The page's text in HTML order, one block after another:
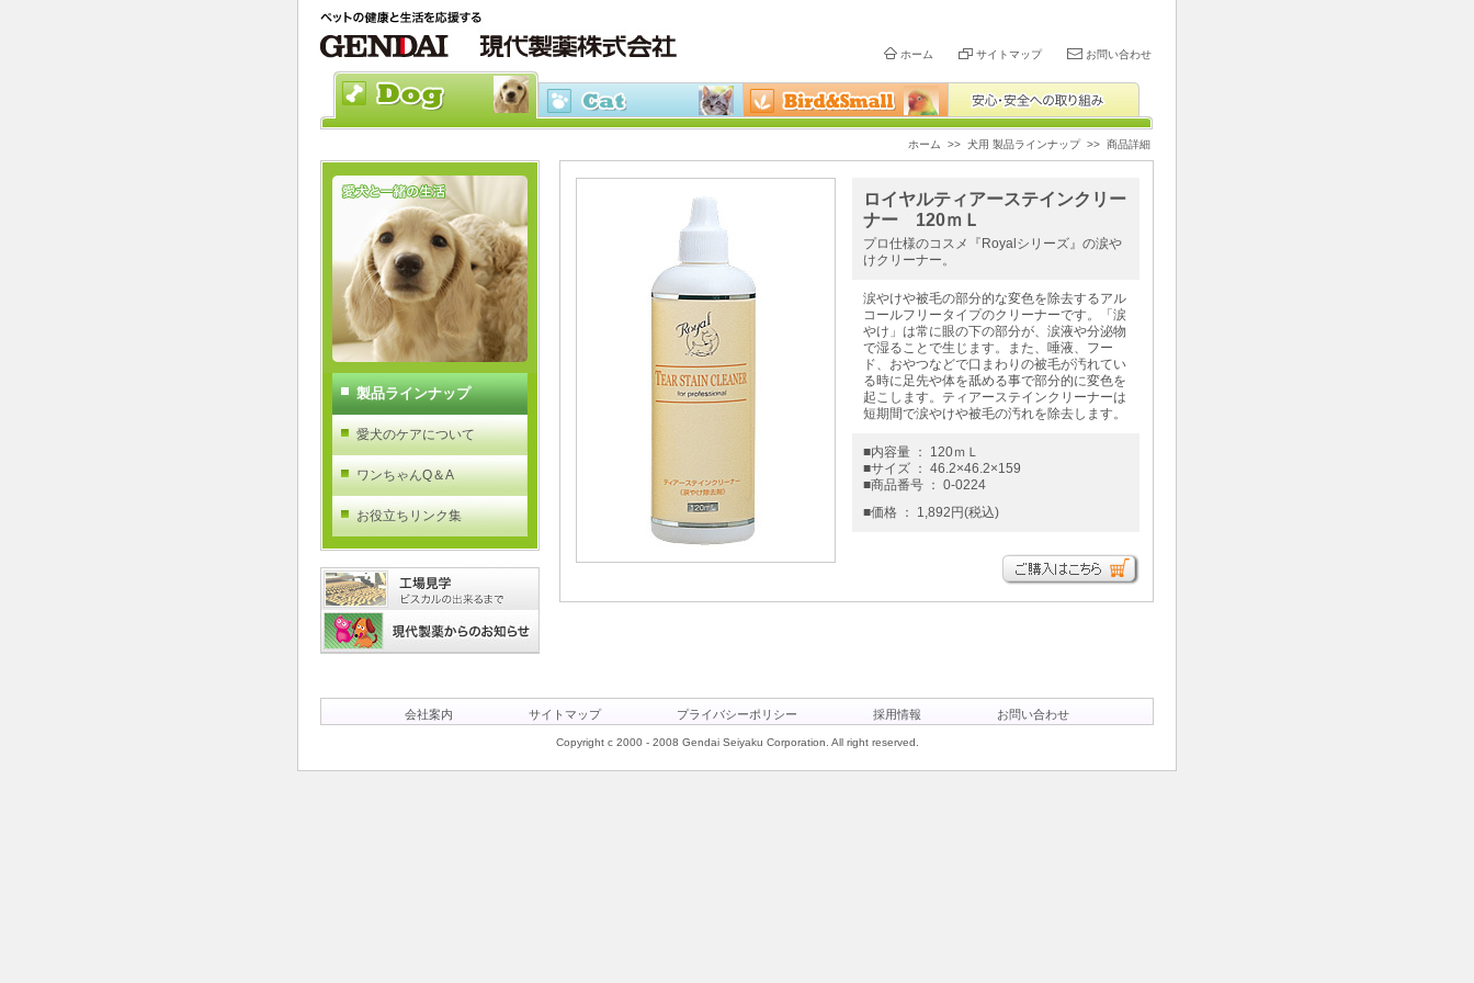
ホーム サイトマップ お問い合わせ
ホーム >> 犬用 製品ラインナップ>> 商品詳細
製品ラインナップ
愛犬のケアについて
ワンちゃんQ＆A
お役立ちリンク集
ロイヤルティアーステインクリー
ナー 120ｍＬ
プロ仕様のコスメ『Royalシリーズ』の涙や
けクリーナー。
涙やけや被毛の部分的な変色を除去するアル
コールフリータイプのクリーナーです。「涙
やけ」は常に眼の下の部分が、涙液や分泌物
で湿ることで生じます。また、唾液、フー
ド、おやつなどで口まわりの被毛が汚れてい
る時に足先や体を舐める事で部分的に変色を
起こします。ティアーステインクリーナーは
短期間で涙やけや被毛の汚れを除去します。
■内容量 ： 120ｍＬ
■サイズ ： 46.2×46.2×159
■商品番号 ： 0-0224
■価格 ： 1,892円(税込)
会社案内 サイトマップ プライバシーポリシー 採用情報 お問い合わせ
Copyright c 2000 - 2008 Gendai Seiyaku Corporation. All right reserved.